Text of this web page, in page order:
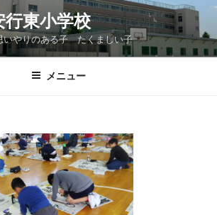
行東小学校
やりのある子 たくましい子
メニュー